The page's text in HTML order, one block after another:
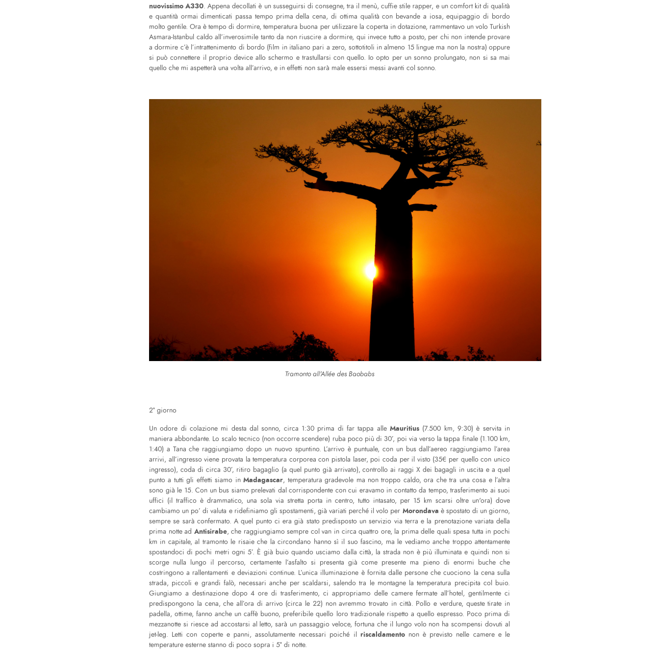
nuovissimo A330. Appena decollati è un susseguirsi di consegne, tra il menù, cuffie stile rapper, e un comfort kit di qualità
e quantità ormai dimenticati passa tempo prima della cena, di ottima qualità con bevande a iosa, equipaggio di bordo
molto gentile. Ora è tempo di dormire, temperatura buona per utilizzare la coperta in dotazione, rammentavo un volo Turkish
Asmara-Istanbul caldo all’inverosimile tanto da non riuscire a dormire, qui invece tutto a posto, per chi non intende provare
a dormire c’è l’intrattenimento di bordo (film in italiano pari a zero, sottotitoli in almeno 15 lingue ma non la nostra) oppure
si può connettere il proprio device allo schermo e trastullarsi con quello. Io opto per un sonno prolungato, non si sa mai
quello che mi aspetterà una volta all’arrivo, e in effetti non sarà male essersi messi avanti col sonno.
Tramonto all'Allée des Baobabs
2° giorno
Un odore di colazione mi desta dal sonno, circa 1:30 prima di far tappa alle Mauritius (7.500 km, 9:30) è servita in
maniera abbondante. Lo scalo tecnico (non occorre scendere) ruba poco più di 30’, poi via verso la tappa finale (1.100 km,
1:40) a Tana che raggiungiamo dopo un nuovo spuntino. L’arrivo è puntuale, con un bus dall’aereo raggiungiamo l’area
arrivi, all’ingresso viene provata la temperatura corporea con pistola laser, poi coda per il visto (35€ per quello con unico
ingresso), coda di circa 30’, ritiro bagaglio (a quel punto già arrivato), controllo ai raggi X dei bagagli in uscita e a quel
punto a tutti gli effetti siamo inMadagascar, temperatura gradevole ma non troppo caldo, ora che tra una cosa e l’altra
sono già le 15. Con un bus siamo prelevati dal corrispondente con cui eravamo in contatto da tempo, trasferimento ai suoi
uffici (il traffico è drammatico, una sola via stretta porta in centro, tutto intasato, per 15 km scarsi oltre un'ora) dove
cambiamo un po’ di valuta e ridefiniamo gli spostamenti, già variati perché il volo per Morondava è spostato di un giorno,
sempre se sarà confermato. A quel punto ci era già stato predisposto un servizio via terra e la prenotazione variata della
prima notte ad Antisirabe, che raggiungiamo sempre col van in circa quattro ore, la prima delle quali spesa tutta in pochi
km in capitale, al tramonto le risaie che la circondano hanno sì il suo fascino, ma le vediamo anche troppo attentamente
spostandoci di pochi metri ogni 5’. È già buio quando usciamo dalla città, la strada non è più illuminata e quindi non si
scorge nulla lungo il percorso, certamente l’asfalto si presenta già come presente ma pieno di enormi buche che
costringono a rallentamenti e deviazioni continue. L’unica illuminazione è fornita dalle persone che cuociono la cena sulla
strada, piccoli e grandi falò, necessari anche per scaldarsi, salendo tra le montagne la temperatura precipita col buio.
Giungiamo a destinazione dopo 4 ore di trasferimento, ci appropriamo delle camere fermate all’hotel, gentilmente ci
predispongono la cena, che all’ora di arrivo (circa le 22) non avremmo trovato in città. Pollo e verdure, queste tirate in
padella, ottime, fanno anche un caffè buono, preferibile quello loro tradizionale rispetto a quello espresso. Poco prima di
mezzanotte si riesce ad accostarsi al letto, sarà un passaggio veloce, fortuna che il lungo volo non ha scompensi dovuti al
jet-leg. Letti con coperte e panni, assolutamente necessari poiché il riscaldamento non è previsto nelle camere e le
temperature esterne stanno di poco sopra i 5° di notte.